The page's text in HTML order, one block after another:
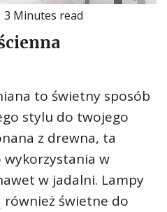
3 Minutes read
to świetny sposób
stylu do twojego
z drewna, ta
w
w jadalni. Lampy
również świetne do